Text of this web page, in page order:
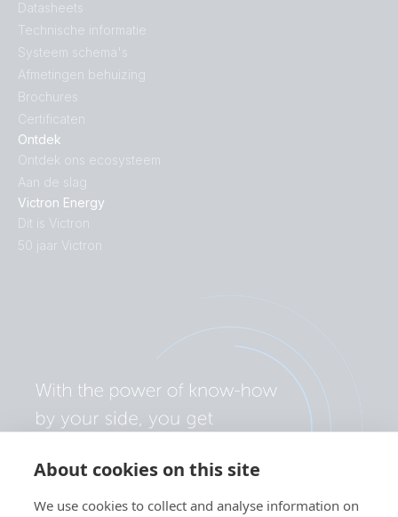
About cookies on this site
We use cookies to collect and analyse information on
Ontdek
Ontdek ons ecosysteem
Aan de slag
Victron Energy
Dit is Victron
50 jaar Victron
Datasheets
Technische informatie
Systeem schema's
Afmetingen behuizing
Brochures
Certificaten